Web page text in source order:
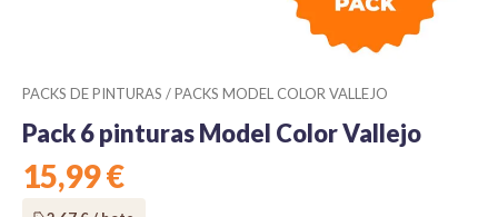
PACKS DE PINTURAS /PACKS MODEL COLOR VALLEJO
Pack 6 pinturas Model Color Vallejo
15,99 €